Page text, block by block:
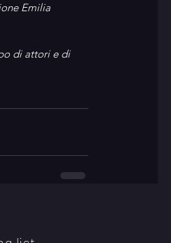
Emilia
di attori e di